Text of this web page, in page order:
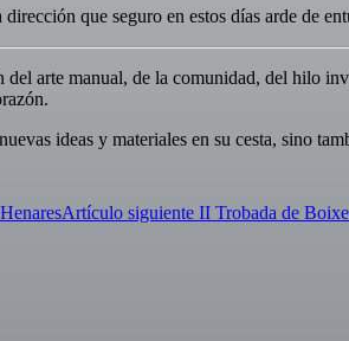
dirección que seguro en estos días arde de
del arte manual, de la comunidad, del hilo
ideas y materiales en su cesta, sino
Artículo siguiente II Trobada de